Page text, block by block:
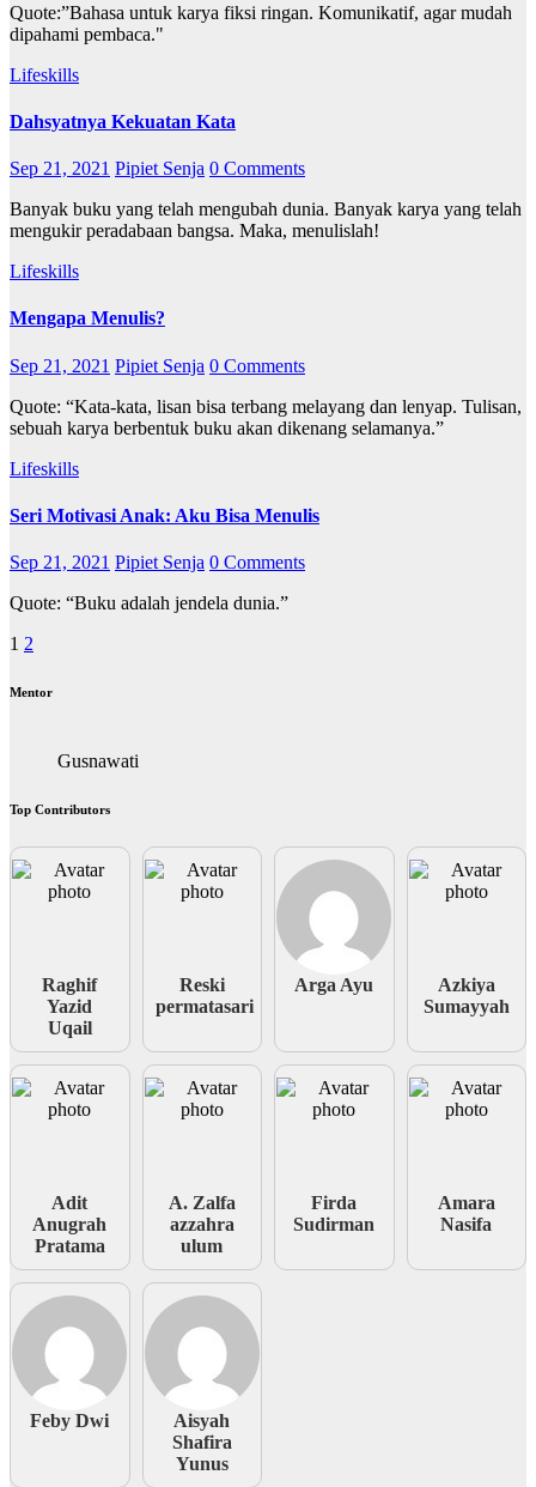
Quote:”Bahasa untuk karya fiksi ringan. Komunikatif, agar mudah
dipahami pembaca."
Lifeskills
Dahsyatnya Kekuatan Kata
Sep 21, 2021 Pipiet Senja 0 Comments
Banyak buku yang telah mengubah dunia. Banyak karya yang telah
mengukir peradabaan bangsa. Maka, menulislah!
Lifeskills
Mengapa Menulis?
Sep 21, 2021 Pipiet Senja 0 Comments
Quote: “Kata-kata, lisan bisa terbang melayang dan lenyap. Tulisan,
sebuah karya berbentuk buku akan dikenang selamanya.”
Lifeskills
Seri Motivasi Anak: Aku Bisa Menulis
Sep 21, 2021 Pipiet Senja 0 Comments
Quote: “Buku adalah jendela dunia.”
Paginasi
pos
1 2
Mentor
Gusnawati
Top Contributors
Raghif
Yazid
Uqail
Reski
permatasari
Arga Ayu
Azkiya
Sumayyah
Adit
Anugrah
Pratama
A. Zalfa
azzahra
ulum
Firda
Sudirman
Amara
Nasifa
Feby Dwi
Aisyah
Shafira
Yunus